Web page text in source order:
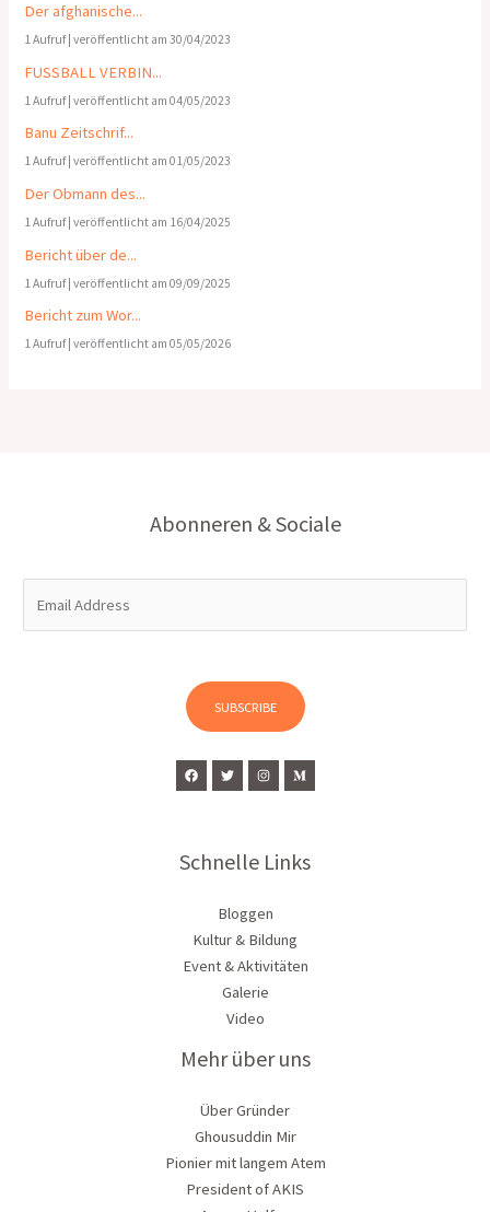
Der afghanische...
1 Aufruf|veröffentlicht am 30/04/2023
FUSSBALL VERBIN...
1 Aufruf|veröffentlicht am 04/05/2023
Banu Zeitschrif...
1 Aufruf|veröffentlicht am 01/05/2023
Der Obmann des...
1 Aufruf|veröffentlicht am 16/04/2025
Bericht über de...
1 Aufruf|veröffentlicht am 09/09/2025
Bericht zum Wor...
1 Aufruf|veröffentlicht am 05/05/2026
Abonneren & Sociale
SUBSCRIBE
Schnelle Links
Bloggen
Kultur & Bildung
Event & Aktivitäten
Galerie
Video
Mehr über uns
Über Gründer
Ghousuddin Mir
Pionier mit langem Atem
President of AKIS